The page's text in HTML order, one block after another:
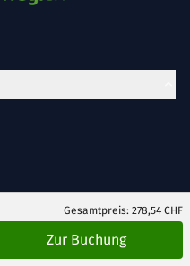
Gesamtpreis: 278,54 CHF
Zur Buchung